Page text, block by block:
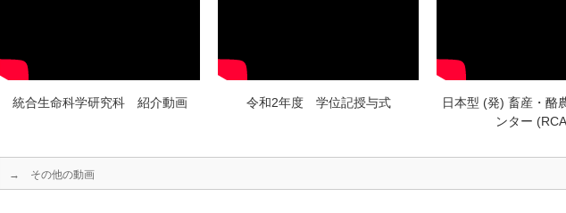
統合生命科学研究科 紹介動画 令和2年度 学位記授与式
日本型 (発) 畜産・酪
ンター
→ その他の動画